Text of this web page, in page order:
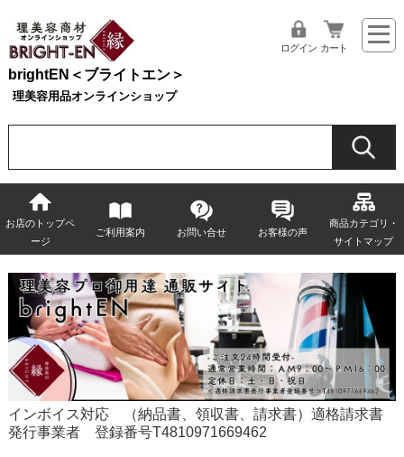
brightEN＜ブライトエン＞
理美容用品オンラインショップ
ログイン カート
お店のトップペ
ージ
ご利用案内 お問い合せ お客様の声
商品カテゴリ・
サイトマップ
インボイス対応 （納品書、領収書、請求書）適格請求書
発行事業者 登録番号T4810971669462